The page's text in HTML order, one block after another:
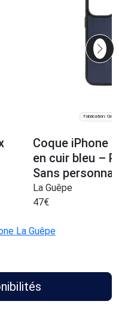
Fabrication:
Coque iPhone
en cuir bleu –
Sans
La Guêpe
47€
La Guêpe